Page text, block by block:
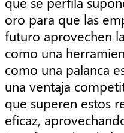
oro para que las
futuro aprovechen
como una
como una palanca
una ventaja
que superen estos
eficaz,